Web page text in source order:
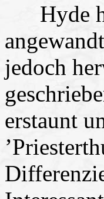
Hyde
jedoch
erstaunt